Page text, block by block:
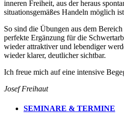
inneren Freiheit, aus der heraus
situationsgemäßes Handeln möglich
So sind die Übungen aus dem
perfekte Ergänzung für die
wieder attraktiver und lebendiger
wieder klarer, deutlicher sichtbar.
Ich freue mich auf eine intensive
Josef Freihaut
SEMINARE & TERMINE